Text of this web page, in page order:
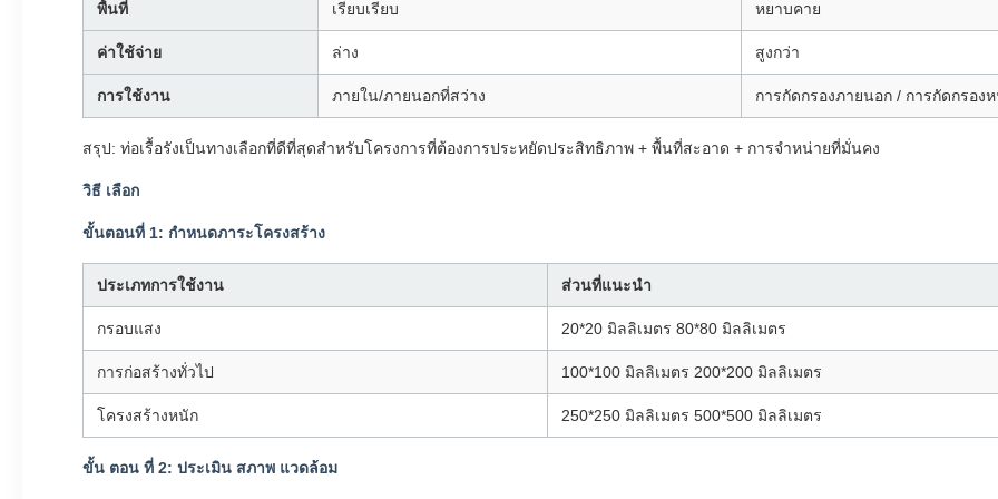
พื้นที่ เรียบเรียบ หยาบคาย
ค่าใช้จ่าย ล่าง สูงกว่า
การใช้งาน ภายใน/ภายนอกที่สว่าง การกัดกรองภายนอก / การกัดกรอง
สรุป: ท่อเรื้อรังเป็นทางเลือกที่ดีที่สุดสําหรับโครงการที่ต้องการประหยัดประสิทธิภาพ + พื้นที่สะอาด + การจําหน่ายที่มั่นคง
วิธี เลือก
ขั้นตอนที่ 1: กําหนดภาระโครงสร้าง
ประเภทการใช้งาน ส่วนที่แนะนํา
กรอบแสง 20*20 มิลลิเมตร 80*80 มิลลิเมตร
การก่อสร้างทั่วไป 100*100 มิลลิเมตร 200*200 มิลลิเมตร
โครงสร้างหนัก 250*250 มิลลิเมตร 500*500 มิลลิเมตร
ขั้น ตอน ที่ 2: ประเมิน สภาพ แวดล้อม